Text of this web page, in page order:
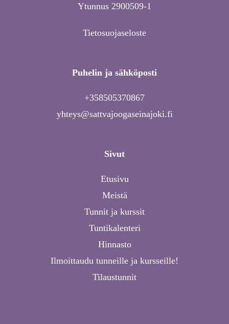
Ytunnus 2900509-1
Tietosuojaseloste
Puhelin ja sähköposti
+358505370867
yhteys@sattvajoogaseinajoki.fi
Sivut
Etusivu
Meistä
Tunnit ja kurssit
Tuntikalenteri
Hinnasto
Ilmoittaudu tunneille ja kursseille!
Tilaustunnit